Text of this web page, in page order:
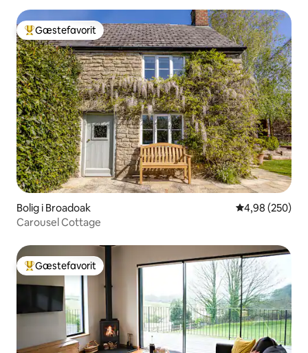
Bedste gæstefavorit
Gæstefavorit
Bolig i Broadoak 4,98 ud af 5 i
4,98 (250)
Carousel Cottage
Bedste gæstefavorit
Gæstefavorit